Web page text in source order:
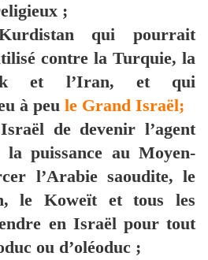
;
qui pourrait
contre la Turquie, la
et l’Iran, et qui
à peu le Grand Israël;
de devenir l’agent
la puissance au Moyen-
l’Arabie saoudite, le
le Koweït et tous les
en Israël pour tout
ou d’oléoduc ;